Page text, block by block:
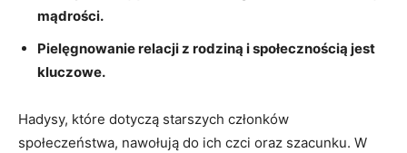
mądrości.
Pielęgnowanie relacji z rodziną i społecznością jest
kluczowe.
Hadysy, które dotyczą starszych członków
społeczeństwa, nawołują do ich czci oraz szacunku. W